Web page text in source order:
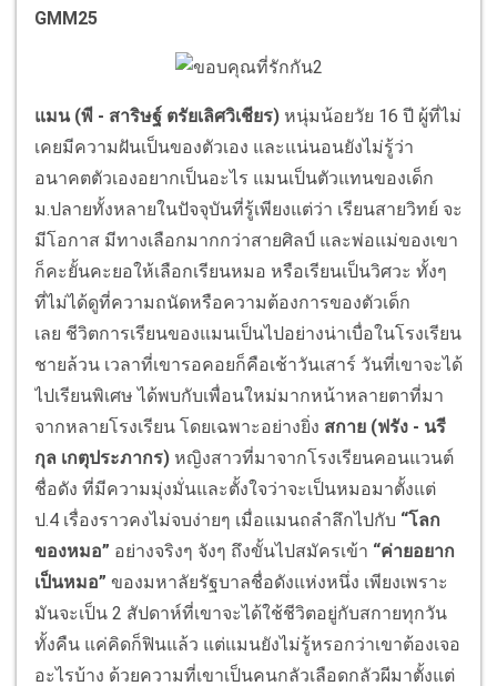
GMM25
แมน (พี - สาริษฐ์ ตรัยเลิศวิเชียร) หนุ่มน้อยวัย 16 ปี ผู้ที่ไม่
เคยมีความฝันเป็นของตัวเอง และแน่นอนยังไม่รู้ว่า
อนาคตตัวเองอยากเป็นอะไร แมนเป็นตัวแทนของเด็ก
ม.ปลายทั้งหลายในปัจจุบันที่รู้เพียงแต่ว่า เรียนสายวิทย์ จะ
มีโอกาส มีทางเลือกมากกว่าสายศิลป์ และพ่อแม่ของเขา
ก็คะยั้นคะยอให้เลือกเรียนหมอ หรือเรียนเป็นวิศวะ ทั้งๆ
ที่ไม่ได้ดูที่ความถนัดหรือความต้องการของตัวเด็ก
เลย ชีวิตการเรียนของแมนเป็นไปอย่างน่าเบื่อในโรงเรียน
ชายล้วน เวลาที่เขารอคอยก็คือเช้าวันเสาร์ วันที่เขาจะได้
ไปเรียนพิเศษ ได้พบกับเพื่อนใหม่มากหน้าหลายตาที่มา
จากหลายโรงเรียน โดยเฉพาะอย่างยิ่ง สกาย (ฟรัง - นรี
กุล เกตุประภากร) หญิงสาวที่มาจากโรงเรียนคอนแวนต์
ชื่อดัง ที่มีความมุ่งมั่นและตั้งใจว่าจะเป็นหมอมาตั้งแต่
ป.4 เรื่องราวคงไม่จบง่ายๆ เมื่อแมนถลำลึกไปกับ “โลก
ของหมอ” อย่างจริงๆ จังๆ ถึงขั้นไปสมัครเข้า “ค่ายอยาก
เป็นหมอ” ของมหาลัยรัฐบาลชื่อดังแห่งหนึ่ง เพียงเพราะ
มันจะเป็น 2 สัปดาห์ที่เขาจะได้ใช้ชีวิตอยู่กับสกายทุกวัน
ทั้งคืน แค่คิดก็ฟินแล้ว แต่แมนยังไม่รู้หรอกว่าเขาต้องเจอ
อะไรบ้าง ด้วยความที่เขาเป็นคนกลัวเลือดกลัวผีมาตั้งแต่